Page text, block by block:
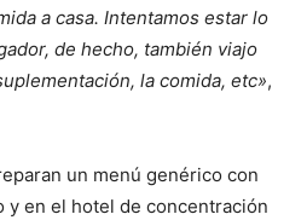
a casa. Intentamos estar lo
de hecho, también viajo
la comida, etc»,
un menú genérico con
y en el hotel de concentración